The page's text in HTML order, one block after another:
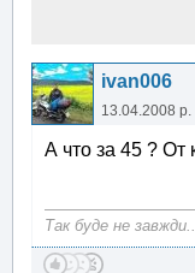
ivan006
13.04.2008 р.
А что за 45 ? От
Так буде не